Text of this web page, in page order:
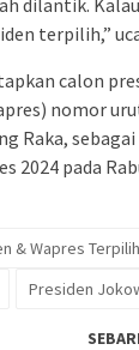
terpilih,”
calon
nomor
Raka,
2024 pada
& Wapres Terpilih
Presiden